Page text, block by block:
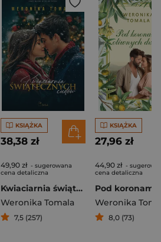
KSIĄŻKA
38,38 zł
49,90 zł - sugerowana
cena detaliczna
Kwiaciarnia świątecznych cudów
Weronika Tomala
7,5 (257)
KSIĄŻKA
27,96 zł
44,90 zł -
cena detaliczna
Weronika
8,0 (73)